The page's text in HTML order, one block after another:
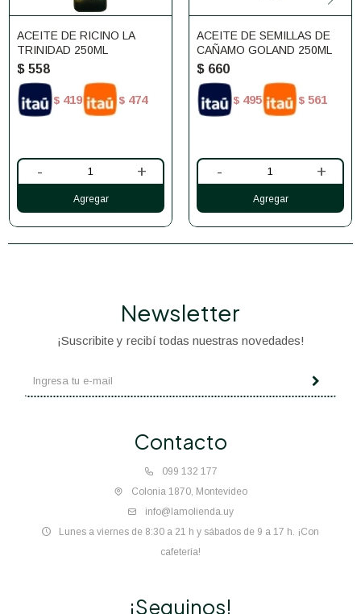
ACEITE DE RICINO LA
TRINIDAD 250ML
$ 558
$ 419 $ 474
- +
ACEITE DE SEMILLAS DE
CAÑAMO GOLAND 250ML
$ 660
$ 495 $ 561
- +
Contacto
099 132 177
Colonia 1870, Montevideo
info@lamolienda.uy
Lunes a viernes de 8:30 a 21 h y sábados de 9 a 17 h. ¡Con
cafetería!
Newsletter
¡Suscribite y recibí todas nuestras novedades!
¡Seguinos!